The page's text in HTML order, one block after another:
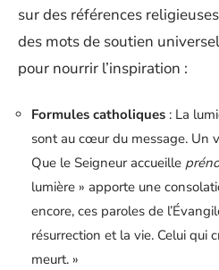
sur des références
des mots de soutien
pour nourrir l’inspiration :
Formules catholiques : La
sont au cœur du message. Un
Que le Seigneur accueille
lumière » apporte une
encore, ces paroles de
résurrection et la vie. Celui qui
meurt. »